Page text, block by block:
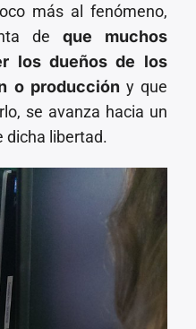
más al fenómeno,
de que muchos
los dueños de los
o producción y que
se avanza hacia un
dicha libertad.